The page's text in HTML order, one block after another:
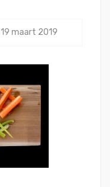
19 maart 2019